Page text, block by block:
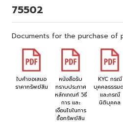
75502
Documents for the purchase of
ใบคำขอเสนอ
ราคาทรัพย์สิน
หนังสือรับ
ทราบประกาศ
หลักเกณฑ์ วิธี
การ และ
เงื่อนไขในการ
ซื้อทรัพย์สิน
KYC กรณี
บุคคลธรรม
และกรณี
นิติบุคคล